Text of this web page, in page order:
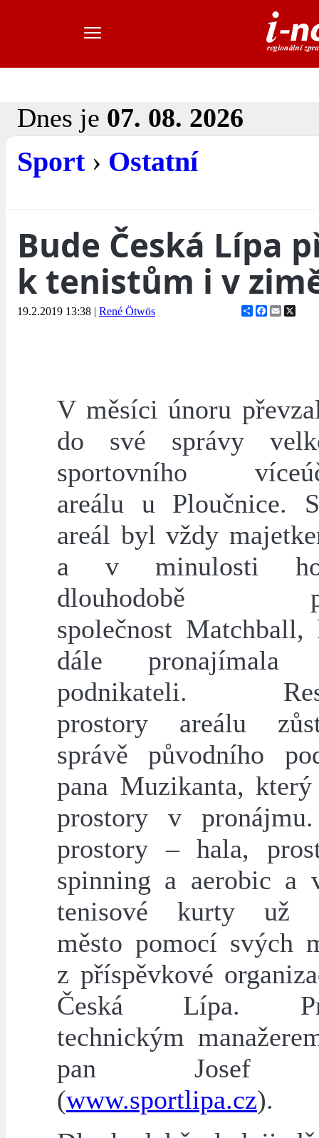
Dnes je 07. 08. 2026
Sport› Ostatní
Bude Česká Lípa
k tenistům i v
19.2.2019 13:38 | René Ötwös ShareFacebook
Email
V měsíci únoru
do své správy
sportovního
areálu u Ploučnice.
areál byl vždy
a v minulosti
dlouhodobě
společnost Matchball,
dále pronajímala
podnikateli.
prostory areálu
správě původního
pana Muzikanta,
prostory v
prostory – hala,
spinning a aerobic a
tenisové kurty už
město pomocí svých
z příspěvkové
Česká Lípa.
technickým
pan Josef
(www.sportlipa.cz).